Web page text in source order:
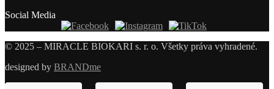
Social Media
© 2025 – MIRACLE BIOKARI s. r. o. Všetky práva vyhradené.
designed by BRANDme